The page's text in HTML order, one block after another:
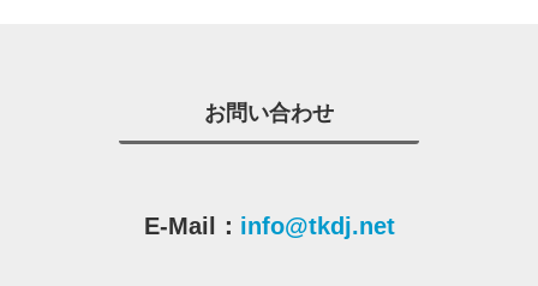
お問い合わせ
E-Mail： info@tkdj.net